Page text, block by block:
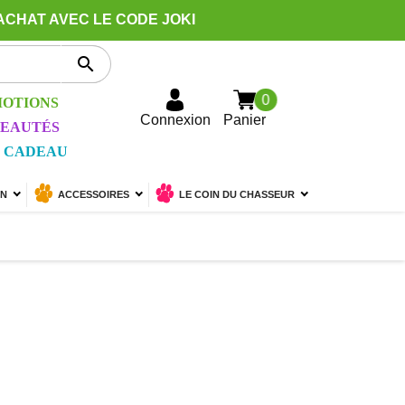
AVEC LE CODE JOKI

CADEAU
Connexion Panier
0
ACCESSOIRES LE COIN DU CHASSEUR